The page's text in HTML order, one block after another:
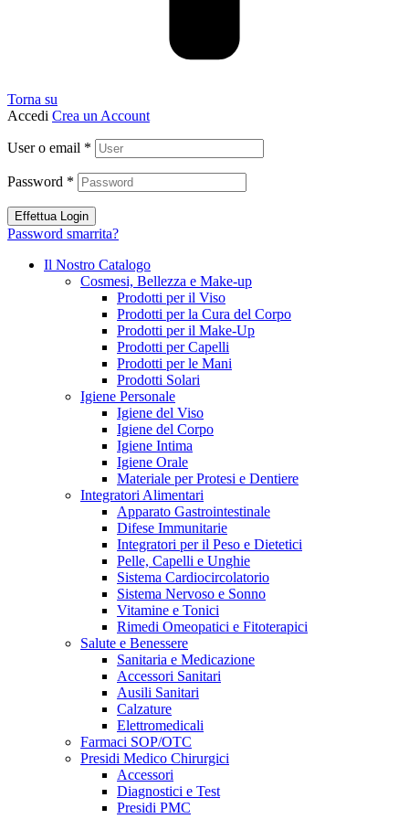
Torna su
Accedi Crea un Account
User o email *
Password *
Effettua Login
Password smarrita?
Il Nostro Catalogo
Cosmesi, Bellezza e Make-up
Prodotti per il Viso
Prodotti per la Cura del Corpo
Prodotti per il Make-Up
Prodotti per Capelli
Prodotti per le Mani
Prodotti Solari
Igiene Personale
Igiene del Viso
Igiene del Corpo
Igiene Intima
Igiene Orale
Materiale per Protesi e Dentiere
Integratori Alimentari
Apparato Gastrointestinale
Difese Immunitarie
Integratori per il Peso e Dietetici
Pelle, Capelli e Unghie
Sistema Cardiocircolatorio
Sistema Nervoso e Sonno
Vitamine e Tonici
Rimedi Omeopatici e Fitoterapici
Salute e Benessere
Sanitaria e Medicazione
Accessori Sanitari
Ausili Sanitari
Calzature
Elettromedicali
Farmaci SOP/OTC
Presidi Medico Chirurgici
Accessori
Diagnostici e Test
Presidi PMC